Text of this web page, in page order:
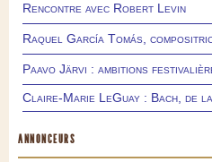
Rencontre avec Robert Levin
Raquel García Tomás,
Paavo Järvi : ambitions
Claire-Marie LeGuay : Bach, de
ANNONCEURS